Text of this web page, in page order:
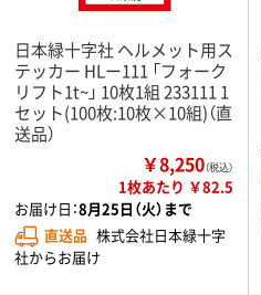
日本緑十字社 ヘルメット用ス
テッカー HLー111 「フォーク
リフト1t~」 10枚1組 233111 1
セット(100枚:10枚×10組)（直
送品）
￥8,250（税込）
1枚あたり ￥82.5
お届け日：8月25日（火）まで
直送品 株式会社日本緑十字
社からお届け